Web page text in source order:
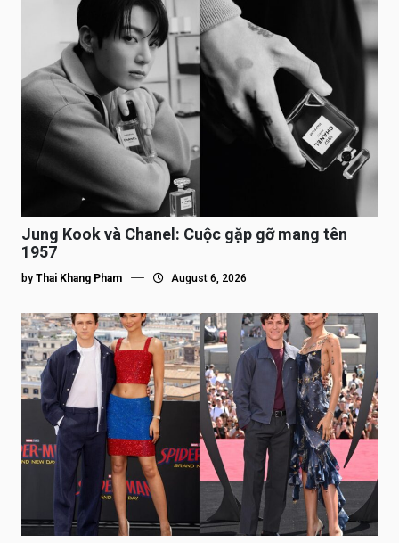
Jung Kook và Chanel: Cuộc gặp gỡ mang tên
1957
by Thai Khang Pham August 6, 2026